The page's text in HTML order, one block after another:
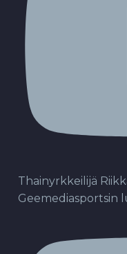
Thainyrkkeilijä
Geemediasportsin